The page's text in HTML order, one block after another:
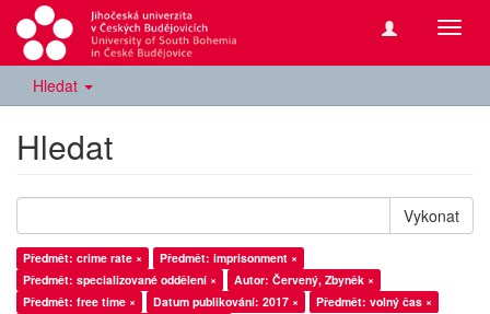
Hledat
Hledat
Vykonat
Předmět: crime rate ×
Předmět: imprisonment ×
Předmět: specializované oddělení ×
Autor: Červený, Zbyněk ×
Předmět: free time ×
Datum publikování: 2017 ×
Předmět: volný čas ×